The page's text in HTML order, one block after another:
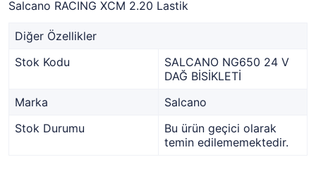
Salcano RACING XCM 2.20 Lastik
Diğer Özellikler
Stok Kodu
SALCANO NG650 24 V
DAĞ BİSİKLETİ
Marka
Salcano
Stok Durumu
Bu ürün geçici olarak
temin edilememektedir.